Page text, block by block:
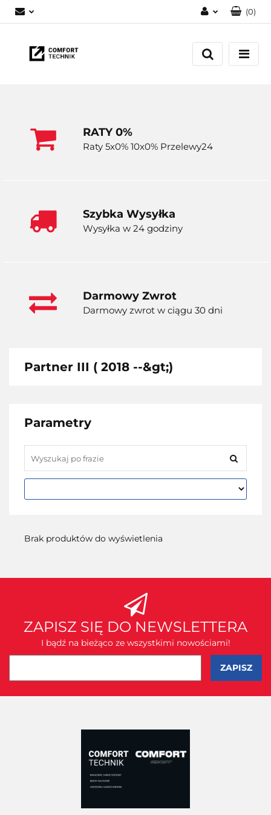
Zaloguj się
Zarejestruj się
(0)
RATY 0%
Raty 5x0% 10x0% Przelewy24
Szybka Wysyłka
Wysyłka w 24 godziny
Darmowy Zwrot
Darmowy zwrot w ciągu 30 dni
Partner III ( 2018 --&gt;)
Parametry
Brak produktów do wyświetlenia
ZAPISZ SIĘ DO NEWSLETTERA
I bądź na bieżąco ze wszystkimi nowościami!